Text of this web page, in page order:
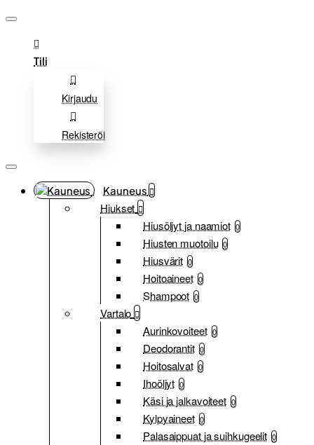
Tili
Kirjaudu
Rekisteröi
Kauneus
Hiukset
Hiusöljyt ja naamiot 0
Hiusten muotoilu 0
Hiusvärit 0
Hoitoaineet 0
Shampoot 0
Vartalo
Aurinkovoiteet 0
Deodorantit 0
Hoitosalvat 0
Ihoöljyt 0
Käsi ja jalkavoiteet 0
Kylpyaineet 0
Palasaippuat ja suihkugeelit 0